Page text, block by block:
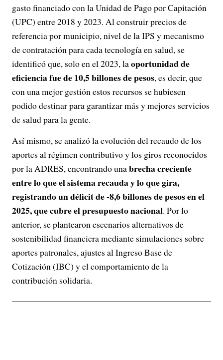
gasto financiado con la Unidad de Pago por Capitación
(UPC) entre 2018 y 2023. Al construir precios de
referencia por municipio, nivel de la IPS y mecanismo
de contratación para cada tecnología en salud, se
identificó que, solo en el 2023, laoportunidad de
eficiencia fue de 10,5 billones de pesos, es decir, que
con una mejor gestión estos recursos se hubiesen
podido destinar para garantizar más y mejores servicios
de salud para la gente.
Así mismo, se analizó la evolución del recaudo de los
aportes al régimen contributivo y los giros reconocidos
por la ADRES, encontrando unabrecha creciente
entre lo que el sistema recauda y lo que gira,
registrando un déficit de -8,6 billones de pesos en el
2025, que cubre el presupuesto nacional. Por lo
anterior, se plantearon escenarios alternativos de
sostenibilidad financiera mediante simulaciones sobre
aportes patronales, ajustes al Ingreso Base de
Cotización (IBC) y el comportamiento de la
contribución solidaria.